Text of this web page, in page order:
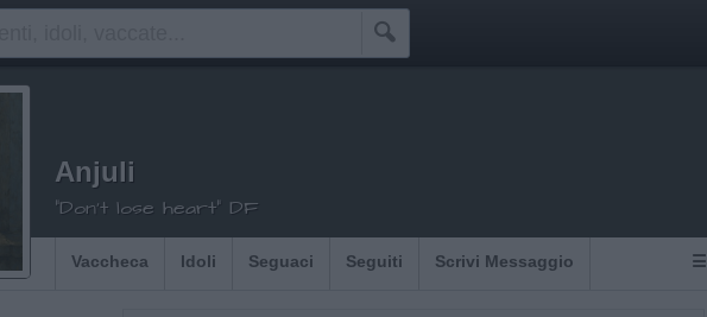

Anjuli
"Don't lose heart" DF
Vaccheca Idoli Seguaci Seguiti Scrivi Messaggio ☰